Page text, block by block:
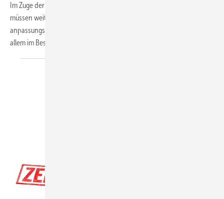
Im Zuge der Umstellung von fossilen auf erneuerbare Energien
müssen weitreichende Entscheidungen getroffen werden. Eine
anpassungsfähige Wärme­ abgabe über Deckenstrahlplatten bietet vor
allem im Bestandsbau viele